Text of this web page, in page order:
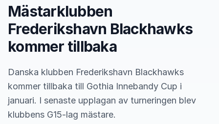
Mästarklubben
Frederikshavn Blackhawks
kommer tillbaka
Danska klubben Frederikshavn Blackhawks
kommer tillbaka till Gothia Innebandy Cup i
januari. I senaste upplagan av turneringen blev
klubbens G15-lag mästare.